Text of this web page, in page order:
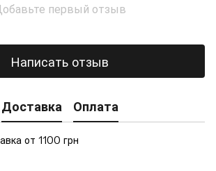
первый отзыв
Написать отзыв
Доставка Оплата
от 1100 грн